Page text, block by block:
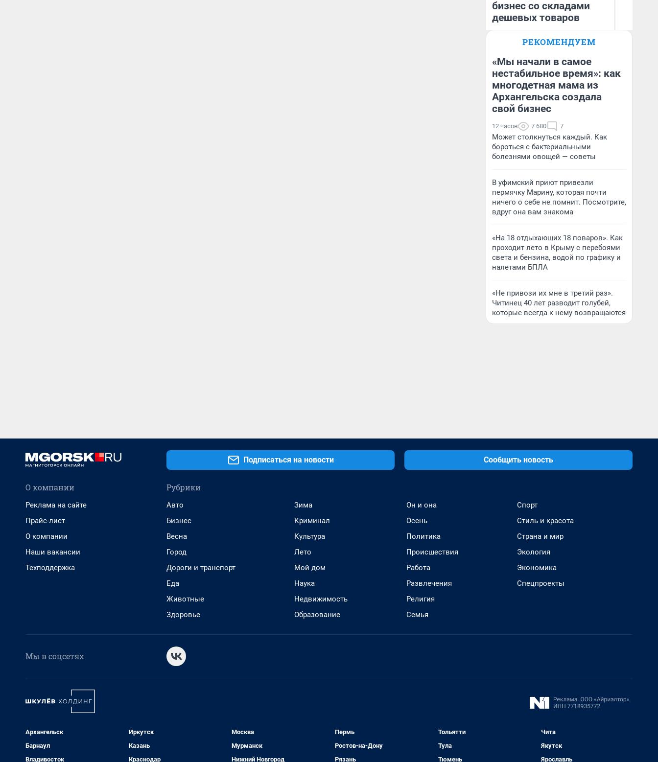
бизнес со складами
дешевых товаров
Наталья Шорохова
деньги соцразвития
РЕКОМЕНДУЕМ
«Мы начали в самое
нестабильное время»: как
многодетная мама из
Архангельска создала
свой бизнес
12 часов 7 680 7
Может столкнуться каждый. Как
бороться с бактериальными
болезнями овощей — советы
В уфимский приют привезли
пермячку Марину, которая почти
ничего о себе не помнит. Посмотрите,
вдруг она вам знакома
«На 18 отдыхающих 18 поваров». Как
проходит лето в Крыму с перебоями
света и бензина, водой по графику и
налетами БПЛА
«Не привози их мне в третий раз».
Читинец 40 лет разводит голубей,
которые всегда к нему возвращаются
Подписаться на новости Сообщить новость
О компании
Реклама на сайте
Прайс-лист
О компании
Наши вакансии
Техподдержка
Рубрики
Авто
Бизнес
Весна
Город
Дороги и транспорт
Еда
Животные
Здоровье
Зима
Криминал
Культура
Лето
Мой дом
Наука
Недвижимость
Образование
Он и она
Осень
Политика
Происшествия
Работа
Развлечения
Религия
Семья
Спорт
Стиль и красота
Страна и мир
Экология
Экономика
Спецпроекты
Мы в соцсетях
Архангельск
Барнаул
Владивосток
Иркутск
Казань
Краснодар
Москва
Мурманск
Нижний Новгород
Пермь
Ростов-на-Дону
Рязань
Тольятти
Тула
Тюмень
Чита
Якутск
Ярославль